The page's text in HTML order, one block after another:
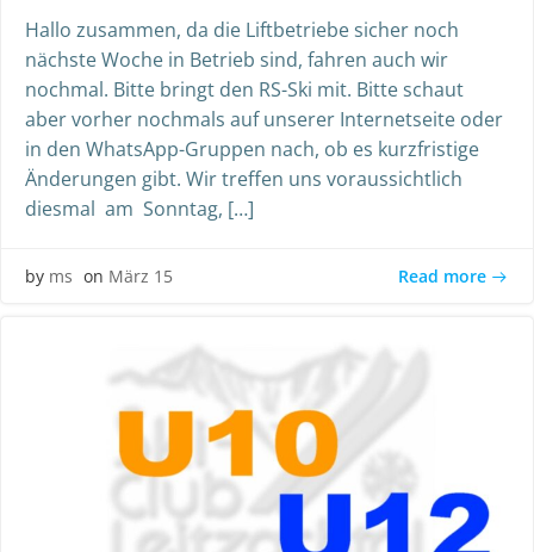
Hallo zusammen, da die Liftbetriebe sicher noch
nächste Woche in Betrieb sind, fahren auch wir
nochmal. Bitte bringt den RS-Ski mit. Bitte schaut
aber vorher nochmals auf unserer Internetseite oder
in den WhatsApp-Gruppen nach, ob es kurzfristige
Änderungen gibt. Wir treffen uns voraussichtlich
diesmal am Sonntag, […]
by ms on März 15 Read more